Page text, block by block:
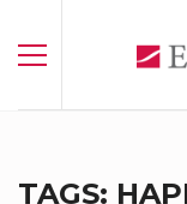
TAGS: